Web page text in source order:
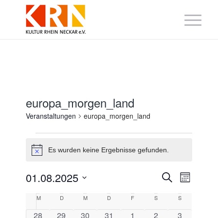
europa_morgen_land
Veranstaltungen europa_morgen_land
HinweisEs wurden keine Ergebnisse gefunden.
Suche
Ansichten,
SucheMonat
01.08.2025
wählen.
Kalender
Veranstaltungen
MMontag DDienstagM MittwochD Donnerstag
FFreitag S SamstagS
0
28
0
29
0
30
0
31
0
1
0
2
0
3